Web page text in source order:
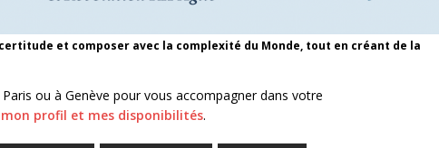
et composer avec la complexité du Monde, tout en créant de la
ou à Genève pour vous accompagner dans votre
mon profil et mes disponibilités.